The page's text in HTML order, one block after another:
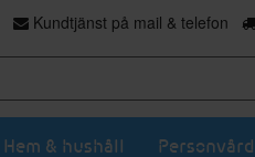
Kundtjänst på mail & telefon
Hem & hushåll Personvård